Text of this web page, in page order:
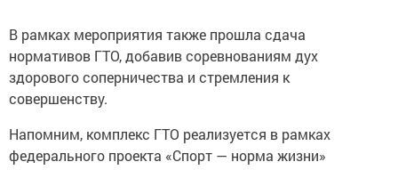
В рамках мероприятия также прошла сдача
нормативов ГТО, добавив соревнованиям дух
здорового соперничества и стремления к
совершенству.
Напомним, комплекс ГТО реализуется в рамках
федерального проекта «Спорт — норма жизни»